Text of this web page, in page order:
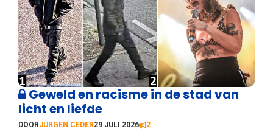
Geweld en racisme in de stad van
licht en liefde
DOORJURGEN CEDER29 JULI 2026 2